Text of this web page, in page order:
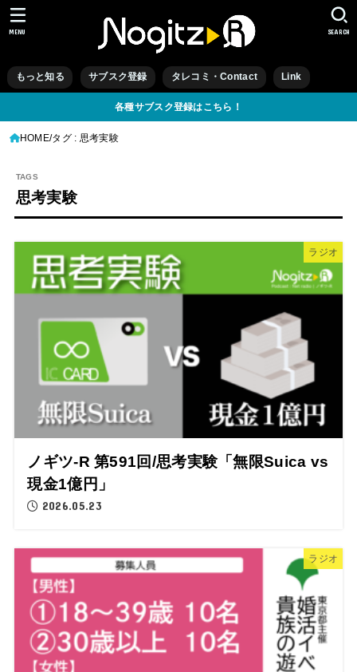
もっと知る サブスク登録 タレコミ・Contact Link
SEARCH
MENU
各種サブスク登録はこちら！
HOME タグ : 思考実験
思考実験
ラジオ
ノギツ-R 第591回/思考実験「無限Suica vs
現金1億円」
2026.05.23
ラジオ